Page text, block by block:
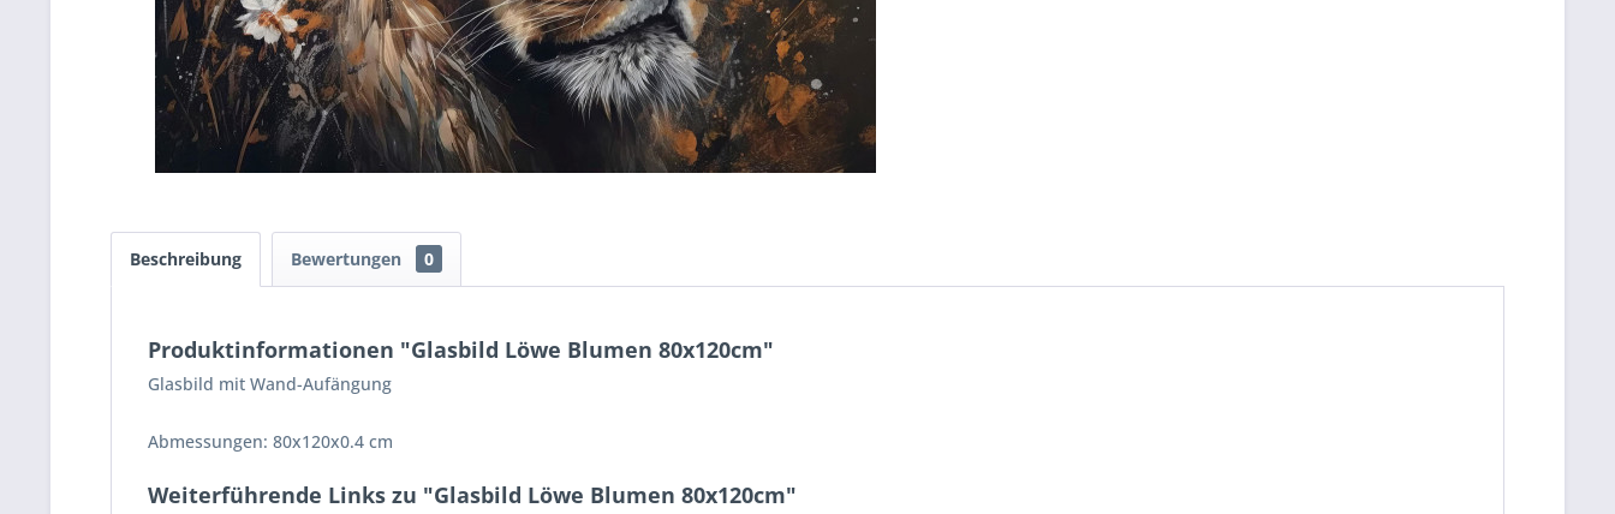
Beschreibung Bewertungen 0
Produktinformationen "Glasbild Löwe Blumen 80x120cm"
Glasbild mit Wand-Aufängung
Abmessungen: 80x120x0.4 cm
Weiterführende Links zu "Glasbild Löwe Blumen 80x120cm"